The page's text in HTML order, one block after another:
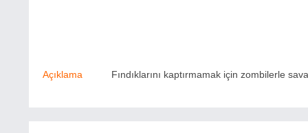
Açıklama Fındıklarını kaptırmamak için zombilerle